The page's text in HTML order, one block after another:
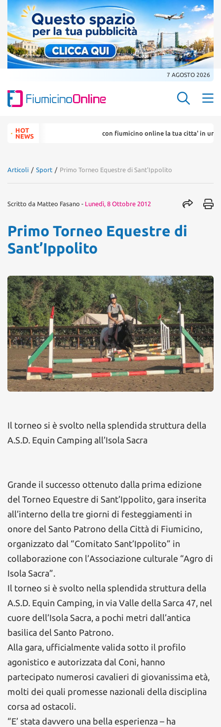
7 AGOSTO 2026
Search
for:HOT
NEWS
con fiumicino online la tua citta' in un ...
Articoli / Sport / Primo Torneo Equestre di Sant’Ippolito
Scritto da Matteo Fasano - Lunedì, 8 Ottobre 2012
Primo Torneo Equestre di
Sant’Ippolito
Il torneo si è svolto nella splendida struttura della
A.S.D. Equin Camping all’Isola Sacra
Grande il successo ottenuto dalla prima edizione
del Torneo Equestre di Sant’Ippolito, gara inserita
all’interno della tre giorni di festeggiamenti in
onore del Santo Patrono della Città di Fiumicino,
organizzato dal “Comitato Sant’Ippolito” in
collaborazione con l’Associazione culturale “Agro di
Isola Sacra”.
Il torneo si è svolto nella splendida struttura della
A.S.D. Equin Camping, in via Valle della Sarca 47, nel
cuore dell’Isola Sacra, a pochi metri dall’antica
basilica del Santo Patrono.
Alla gara, ufficialmente valida sotto il profilo
agonistico e autorizzata dal Coni, hanno
partecipato numerosi cavalieri di giovanissima età,
molti dei quali promesse nazionali della disciplina
corsa ad ostacoli.
“E’ stata davvero una bella esperienza – ha